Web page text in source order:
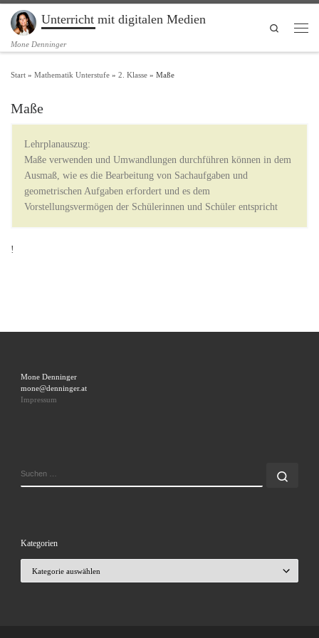
Zum Inhalt springen
Unterricht mit digitalen Medien
Mone Denninger
Search
Start » Mathematik Unterstufe » 2. Klasse » Maße
Maße
Lehrplanauszug:
Maße verwenden und Umwandlungen durchführen können in dem
Ausmaß, wie es die Bearbeitung von Sachaufgaben und
geometrischen Aufgaben erfordert und es dem
Vorstellungsvermögen der Schülerinnen und Schüler entspricht
!
Mone Denninger
mone@denninger.at
Impressum
Kategorien